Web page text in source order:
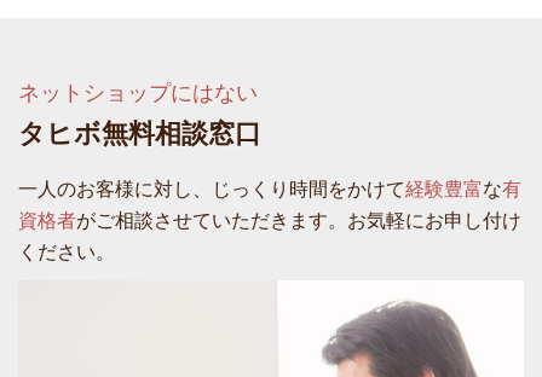
ネットショップにはない
タヒボ無料相談窓口
一人のお客様に対し、じっくり時間をかけて経験豊富な有
資格者がご相談させていただきます。お気軽にお申し付け
ください。